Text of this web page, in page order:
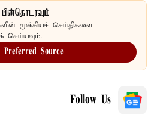
முக்கியச் செய்திகளை
செய்யவும்.
Preferred Source
Follow Us